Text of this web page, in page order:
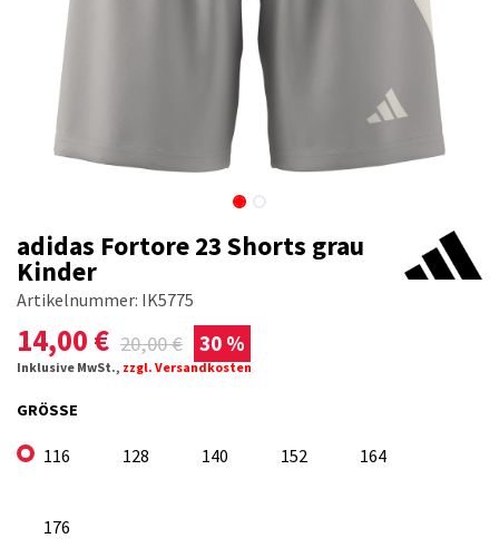
adidas Fortore 23 Shorts grau
Kinder
Artikelnummer: IK5775
14,00 € 20,00€ 30 %
Inklusive MwSt., zzgl. Versandkosten
GRÖSSE
116 128 140 152 164
176